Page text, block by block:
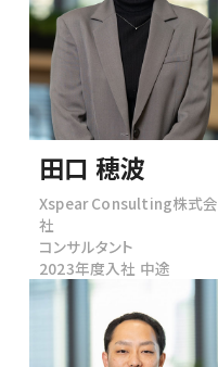
田口 穂波
Xspear Consulting株式会
社
コンサルタント
2023年度入社 中途